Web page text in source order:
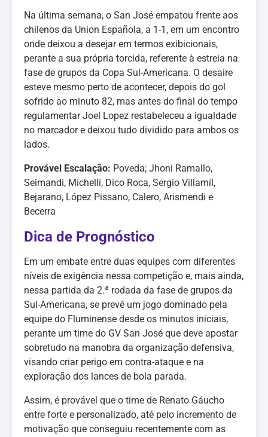
Na última semana, o San José empatou frente aos
chilenos da Union Española, a 1-1, em um encontro
onde deixou a desejar em termos exibicionais,
perante a sua própria torcida, referente à estreia na
fase de grupos da Copa Sul-Americana. O desaire
esteve mesmo perto de acontecer, depois do gol
sofrido ao minuto 82, mas antes do final do tempo
regulamentar Joel Lopez restabeleceu a igualdade
no marcador e deixou tudo dividido para ambos os
lados.
Provável Escalação: Poveda; Jhoni Ramallo,
Seimandi, Michelli, Dico Roca, Sergio Villamíl,
Bejarano, López Pissano, Calero, Arismendi e
Becerra
Dica de Prognóstico
Em um embate entre duas equipes com diferentes
níveis de exigência nessa competição e, mais ainda,
nessa partida da 2.ª rodada da fase de grupos da
Sul-Americana, se prevê um jogo dominado pela
equipe do Fluminense desde os minutos iniciais,
perante um time do GV San José que deve apostar
sobretudo na manobra da organização defensiva,
visando criar perigo em contra-ataque e na
exploração dos lances de bola parada.
Assim, é provável que o time de Renato Gáucho
entre forte e personalizado, até pelo incremento de
motivação que conseguiu recentemente com as